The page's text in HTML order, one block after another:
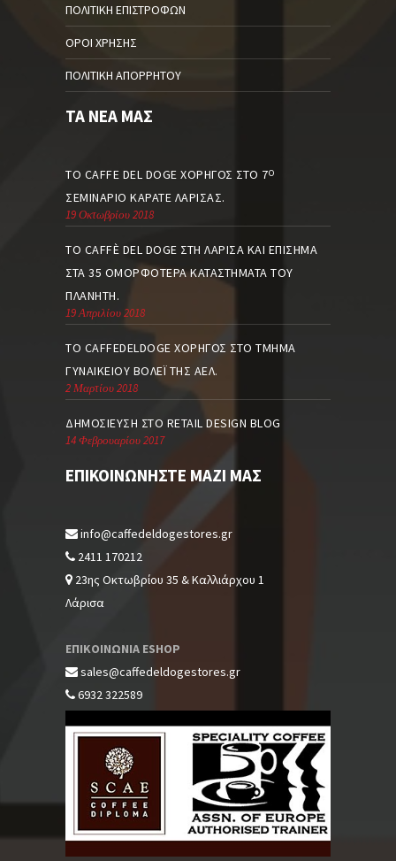
ΠΟΛΙΤΙΚΉ ΕΠΙΣΤΡΟΦΏΝ
ΌΡΟΙ ΧΡΉΣΗΣ
ΠΟΛΙΤΙΚΉ ΑΠΟΡΡΉΤΟΥ
ΤΑ ΝΈΑ ΜΑΣ
ΤΟ CAFFE DEL DOGE ΧΟΡΗΓΌΣ ΣΤΟ 7Ο
ΣΕΜΙΝΆΡΙΟ ΚΑΡΆΤΕ ΛΆΡΙΣΑΣ.
19 Οκτωβρίου 2018
ΤΟ CAFFÈ DEL DOGE ΣΤΗ ΛΆΡΙΣΑ ΚΑΙ ΕΠΊΣΗΜΑ
ΣΤΑ 35 ΟΜΟΡΦΌΤΕΡΑ ΚΑΤΑΣΤΉΜΑΤΑ ΤΟΥ
ΠΛΑΝΉΤΗ.
19 Απριλίου 2018
TO CAFFEDELDOGE ΧΟΡΗΓΌΣ ΣΤΟ ΤΜΉΜΑ
ΓΥΝΑΙΚΕΊΟΥ ΒΌΛΕΪ ΤΗΣ ΑΕΛ.
2 Μαρτίου 2018
ΔΗΜΟΣΊΕΥΣΗ ΣΤΟ RETAIL DESIGN BLOG
14 Φεβρουαρίου 2017
ΕΠΙΚΟΙΝΩΝΉΣΤΕ ΜΑΖΊ ΜΑΣ
info@caffedeldogestores.gr
2411 170212
23ης Οκτωβρίου 35 & Καλλιάρχου 1
Λάρισα
ΕΠΙΚΟΙΝΩΝΙΑ ESHOP
sales@caffedeldogestores.gr
6932 322589